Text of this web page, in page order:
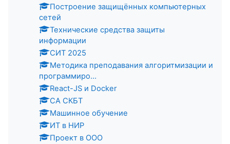
Построение защищённых компьютерных
сетей
Технические средства защиты
информации
СИТ 2025
Методика преподавания алгоритмизации и
программиро...
React-JS и Docker
СА СКБТ
Машинное обучение
ИТ в НИР
Проект в ООО